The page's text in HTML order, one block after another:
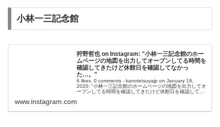
小林一三記念館
狩野哲也 on Instagram: "小林一三記念館のホー
ムページの地図を出力してオープンしてる時間を
確認してきたけど休館日を確認してなかっ
た…。"
6 likes, 0 comments - kanotetsuyajp on January 19,
2020: "小林一三記念館のホームページの地図を出力してオ
ープンしてる時間を確認してきたけど休館日を確認してな
www.instagram.com